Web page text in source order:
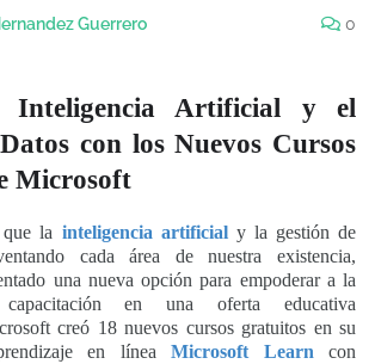
Guerrero 0
Inteligencia Artificial y el
con los Nuevos Cursos
Microsoft
la inteligencia artificial y la gestión de
cada área de nuestra existencia,
una nueva opción para empoderar a la
en una oferta educativa
creó 18 nuevos cursos gratuitos en su
en líneaMicrosoft Learn con